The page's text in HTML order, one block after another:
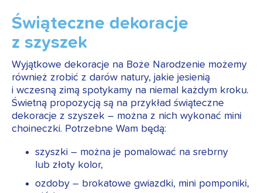
Świąteczne dekoracje
z szyszek
Wyjątkowe dekoracje na Boże Narodzenie możemy
również zrobić z darów natury, jakie jesienią
i wczesną zimą spotykamy na niemal każdym kroku.
Świetną propozycją są na przykład świąteczne
dekoracje z szyszek – można z nich wykonać mini
choineczki. Potrzebne Wam będą:
szyszki – można je pomalować na srebrny
lub złoty kolor,
ozdoby – brokatowe gwiazdki, mini pomponiki,